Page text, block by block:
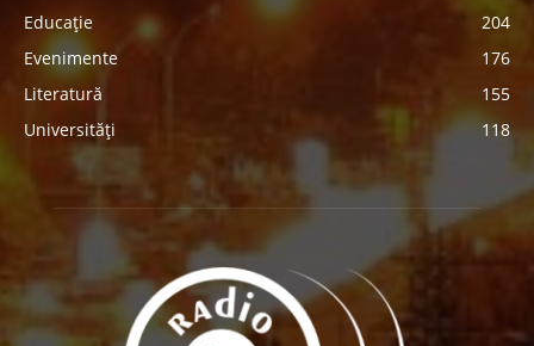
Educație
204
Evenimente
176
Literatură
155
Universități
118